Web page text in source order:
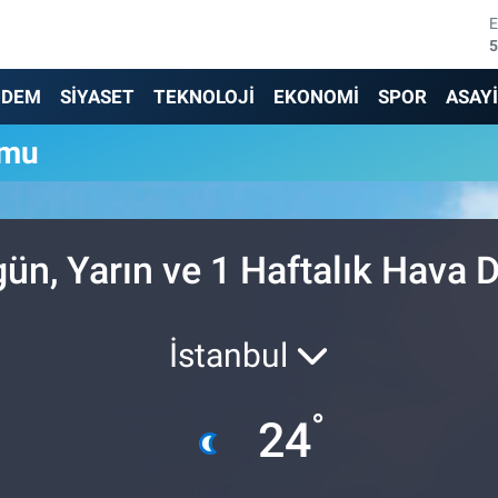
SİYASET TEKNOLOJİ EKONOMİ SPOR
Yarın ve 1 Haftalık Hava
İstanbul
24°